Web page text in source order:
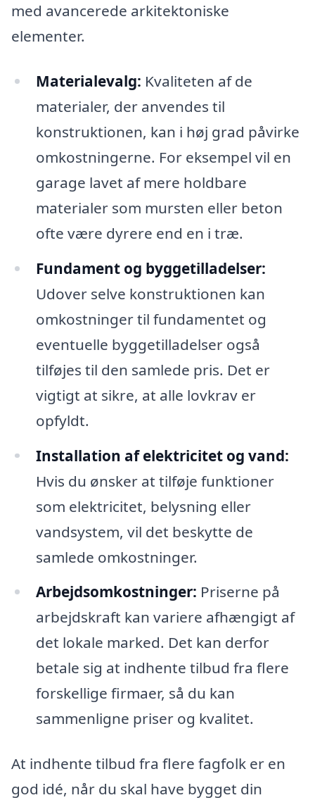
med avancerede arkitektoniske
elementer.
Materialevalg: Kvaliteten af de
materialer, der anvendes til
konstruktionen, kan i høj grad påvirke
omkostningerne. For eksempel vil en
garage lavet af mere holdbare
materialer som mursten eller beton
ofte være dyrere end en i træ.
Fundament og byggetilladelser:
Udover selve konstruktionen kan
omkostninger til fundamentet og
eventuelle byggetilladelser også
tilføjes til den samlede pris. Det er
vigtigt at sikre, at alle lovkrav er
opfyldt.
Installation af elektricitet og vand:
Hvis du ønsker at tilføje funktioner
som elektricitet, belysning eller
vandsystem, vil det beskytte de
samlede omkostninger.
Arbejdsomkostninger: Priserne på
arbejdskraft kan variere afhængigt af
det lokale marked. Det kan derfor
betale sig at indhente tilbud fra flere
forskellige firmaer, så du kan
sammenligne priser og kvalitet.
At indhente tilbud fra flere fagfolk er en
god idé, når du skal have bygget din